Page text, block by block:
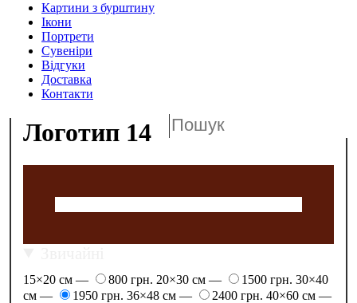
Картини з бурштину
Ікони
Портрети
Сувеніри
Відгуки
Доставка
Контакти
Логотип 14
15×20 см — 800 грн. 20×30 см — 1500 грн. 30×40
см —
1950 грн. 36×48 см — 2400 грн. 40×60 см —